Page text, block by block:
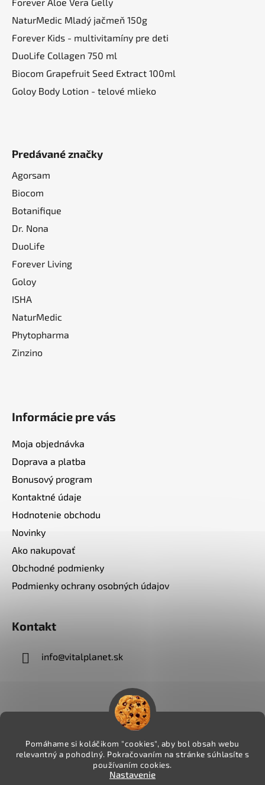
Pomáhame si koláčikom "cookies", aby bol obsah webu
relevantný a pohodlný. Pokračovaním na stránke súhlasíte s
používaním cookies.
Nastavenie
NaturMedic Mladý jačmeň 150g
Forever Kids - multivitamíny pre deti
DuoLife Collagen 750 ml
Biocom Grapefruit Seed Extract 100ml
Goloy Body Lotion - telové mlieko
Predávané značky
Agorsam
Biocom
Botanifique
Dr. Nona
DuoLife
Forever Living
Goloy
ISHA
NaturMedic
Phytopharma
Zinzino
Informácie pre vás
Moja objednávka
Doprava a platba
Bonusový program
Kontaktné údaje
Hodnotenie obchodu
Novinky
Ako nakupovať
Obchodné podmienky
Podmienky ochrany osobných údajov
Kontakt
info@vitalplanet.sk